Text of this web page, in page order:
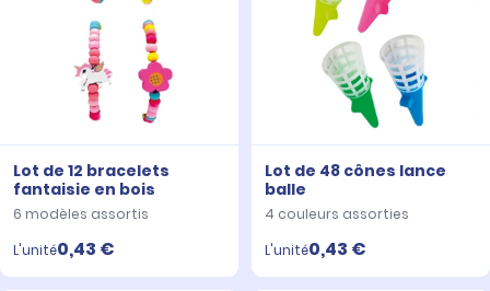
Lot de 12 bracelets
fantaisie en bois
6 modèles assortis
L'unité0,43 €
Lot de 48 cônes lance
balle
4 couleurs assorties
L'unité0,43 €